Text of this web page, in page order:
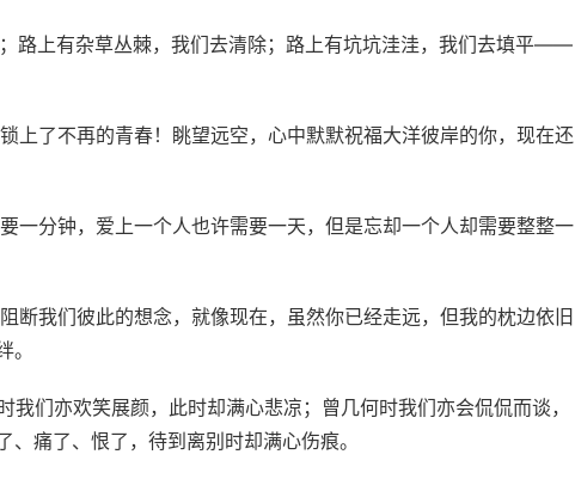
路上有杂草丛棘，我们去清除；路上有坑坑洼洼，我们去填平――
上了不再的青春！眺望远空，心中默默祝福大洋彼岸的你，现在还
一分钟，爱上一个人也许需要一天，但是忘却一个人却需要整整一
断我们彼此的想念，就像现在，虽然你已经走远，但我的枕边依旧
我们亦欢笑展颜，此时却满心悲凉；曾几何时我们亦会侃侃而谈，
痛了、恨了，待到离别时却满心伤痕。